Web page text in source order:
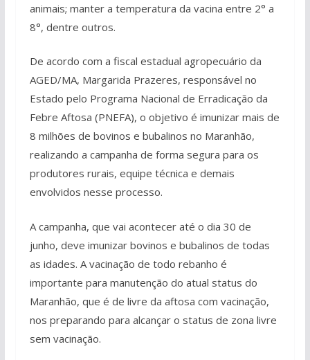
animais; manter a temperatura da vacina entre 2° a
8°, dentre outros.
De acordo com a fiscal estadual agropecuário da
AGED/MA, Margarida Prazeres, responsável no
Estado pelo Programa Nacional de Erradicação da
Febre Aftosa (PNEFA), o objetivo é imunizar mais de
8 milhões de bovinos e bubalinos no Maranhão,
realizando a campanha de forma segura para os
produtores rurais, equipe técnica e demais
envolvidos nesse processo.
A campanha, que vai acontecer até o dia 30 de
junho, deve imunizar bovinos e bubalinos de todas
as idades. A vacinação de todo rebanho é
importante para manutenção do atual status do
Maranhão, que é de livre da aftosa com vacinação,
nos preparando para alcançar o status de zona livre
sem vacinação.